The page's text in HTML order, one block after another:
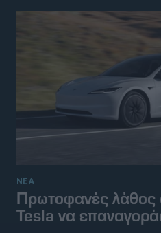
ΝΕΑ
Πρωτοφανές λάθος
Tesla να